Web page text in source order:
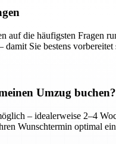
auf die häufigsten Fragen
damit Sie bestens vorbereitet
Umzug buchen?
– idealerweise 2–4
Wunschtermin optimal